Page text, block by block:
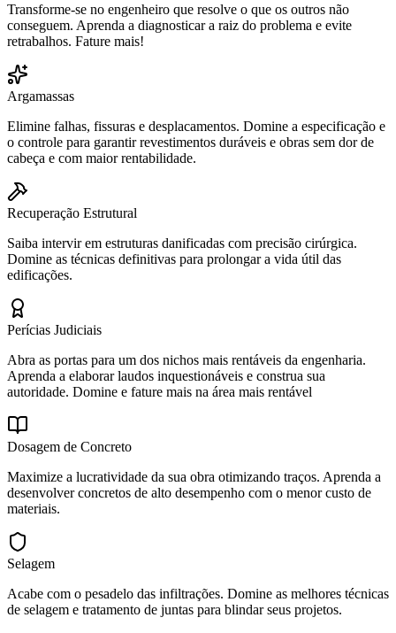
Transforme-se no engenheiro que resolve o que os outros não
conseguem. Aprenda a diagnosticar a raiz do problema e evite
retrabalhos. Fature mais!
Argamassas
Elimine falhas, fissuras e desplacamentos. Domine a especificação e
o controle para garantir revestimentos duráveis e obras sem dor de
cabeça e com maior rentabilidade.
Recuperação Estrutural
Saiba intervir em estruturas danificadas com precisão cirúrgica.
Domine as técnicas definitivas para prolongar a vida útil das
edificações.
Perícias Judiciais
Abra as portas para um dos nichos mais rentáveis da engenharia.
Aprenda a elaborar laudos inquestionáveis e construa sua
autoridade. Domine e fature mais na área mais rentável
Dosagem de Concreto
Maximize a lucratividade da sua obra otimizando traços. Aprenda a
desenvolver concretos de alto desempenho com o menor custo de
materiais.
Selagem
Acabe com o pesadelo das infiltrações. Domine as melhores técnicas
de selagem e tratamento de juntas para blindar seus projetos.